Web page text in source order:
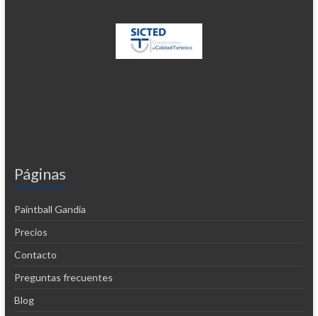
Páginas
Paintball Gandia
Precios
Contacto
Preguntas frecuentes
Blog